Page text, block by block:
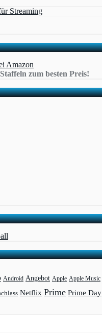
Streaming
zum besten Preis!
Android Angebot Apple Apple Music
Netflix Prime Prime Day